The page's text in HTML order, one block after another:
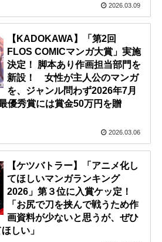
2026.03.09
【KADOKAWA】「第2回
FLOS COMICマンガ大賞」実施
決定！ 脚本あり作画担当部門を
新設！ 女性が主人公のマンガ
を、ジャンル問わず2026年7月
優秀賞には賞金50万円を贈
2026.03.06
【ケツバトラー】「アニメ化し
てほしいマンガランキング
2026」第３位に入賞ケッ定！
「お尻で刀を挟んで戦うため作
画資料が少ないと思うが、ぜひ
しい」